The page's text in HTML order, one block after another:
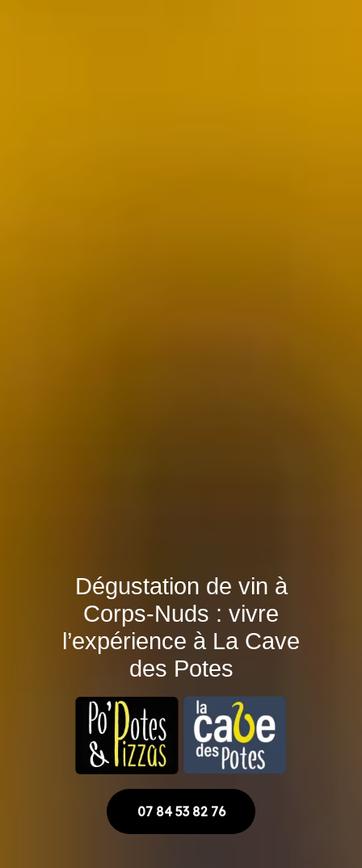
Dégustation de vin à
Corps-Nuds : vivre
l’expérience à La Cave
des Potes
07 84 53 82 76